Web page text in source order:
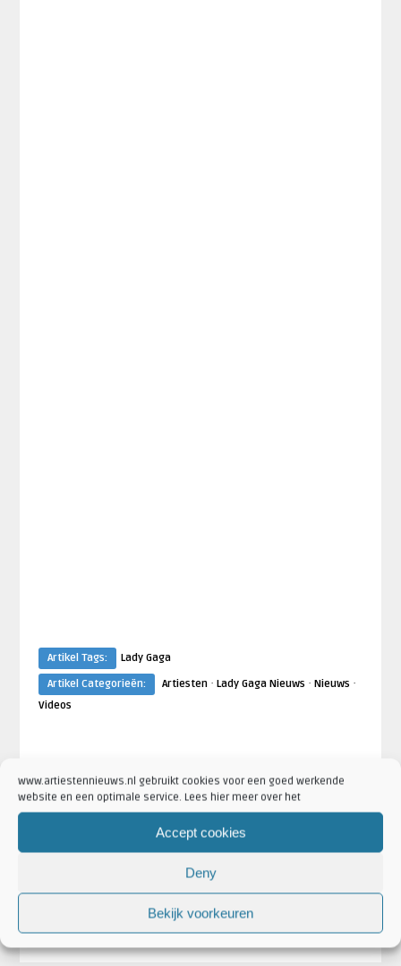
www.artiestennieuws.nl gebruikt cookies voor een goed werkende
website en een optimale service. Lees hier meer over het
Accept cookies
Deny
Bekijk voorkeuren
Artikel Tags:
Lady Gaga
Artikel Categorieën:
Artiesten· Lady Gaga Nieuws · Nieuws ·
Videos
AANKONDIGINGEN
Artiesten Nieuws
zomer concert in GelreDome